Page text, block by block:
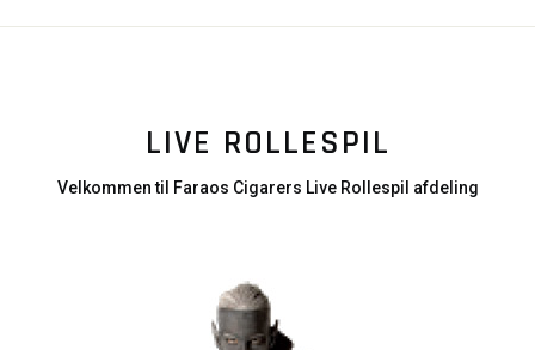
LIVE ROLLESPIL
Velkommen til Faraos Cigarers Live Rollespil afdeling